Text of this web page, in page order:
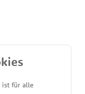
ist für alle